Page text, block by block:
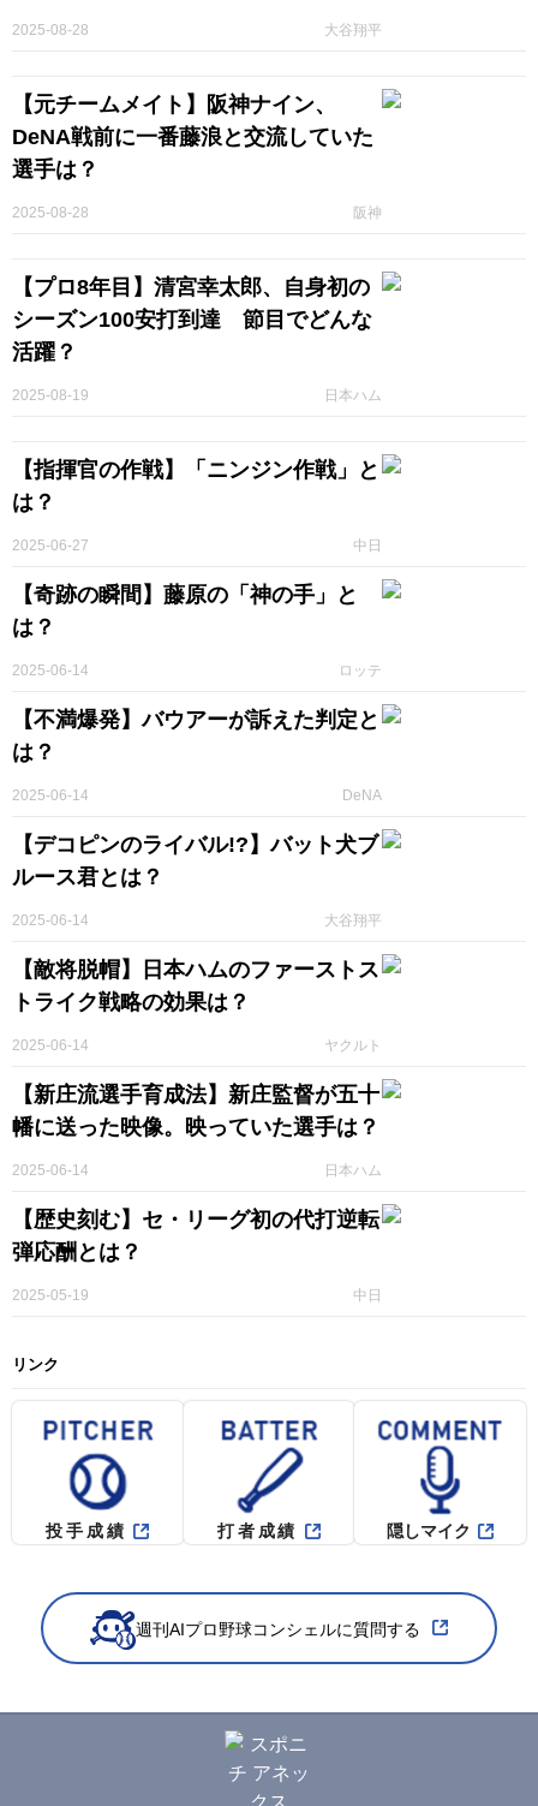
大谷翔平
2025-08-28
【元チームメイト】阪神ナイン、
DeNA戦前に一番藤浪と交流していた
選手は？
阪神
2025-08-28
【プロ8年目】清宮幸太郎、自身初の
シーズン100安打到達 節目でどんな
活躍？
日本ハム
2025-08-19
【指揮官の作戦】「ニンジン作戦」と
は？
中日
2025-06-27
【奇跡の瞬間】藤原の「神の手」と
は？
ロッテ
2025-06-14
【不満爆発】バウアーが訴えた判定と
は？
DeNA
2025-06-14
【デコピンのライバル!?】バット犬ブ
ルース君とは？
大谷翔平
2025-06-14
【敵将脱帽】日本ハムのファーストス
トライク戦略の効果は？
ヤクルト
2025-06-14
【新庄流選手育成法】新庄監督が五十
幡に送った映像。映っていた選手は？
日本ハム
2025-06-14
【歴史刻む】セ・リーグ初の代打逆転
弾応酬とは？
中日
2025-05-19
リンク
投手成績 打者成績 隠しマイク
週刊AIプロ野球コンシェルに質問する